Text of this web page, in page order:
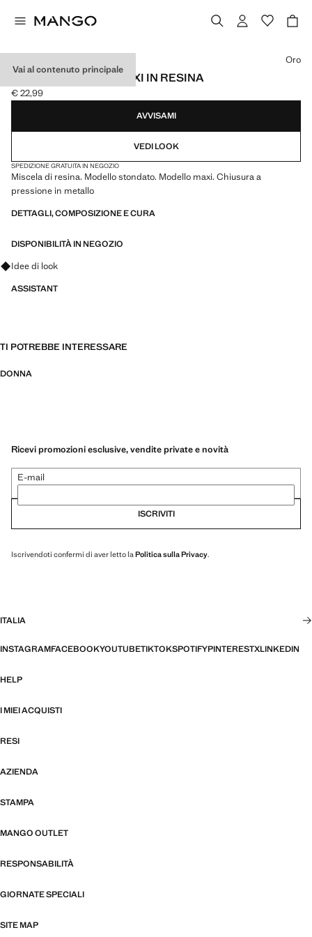
Vai al contenuto principale
ORECCHINI TONDI MAXI IN RESINA
Prezzo attuale [€ 22,99 ]
€ 22,99
Seleziona un colore
Oro
AVVISAMI
VEDI LOOK
SPEDIZIONE GRATUITA IN NEGOZIO
Miscela di resina. Modello stondato. Modello maxi. Chiusura a
pressione in metallo
DETTAGLI, COMPOSIZIONE E CURA
DISPONIBILITÀ IN NEGOZIO
Fai domande su look, capi e tendenze
Idee di look
ASSISTANT
TI POTREBBE INTERESSARE
DONNA
Ricevi promozioni esclusive, vendite private e novità
E-mail
ISCRIVITI
Iscrivendoti confermi di aver letto la Politica sulla Privacy.
ITALIA
INSTAGRAMFACEBOOKYOUTUBETIKTOKSPOTIFYPINTERESTXLINKEDIN
HELP
I MIEI ACQUISTI
RESI
AZIENDA
STAMPA
MANGO OUTLET
RESPONSABILITÀ
GIORNATE SPECIALI
SITE MAP